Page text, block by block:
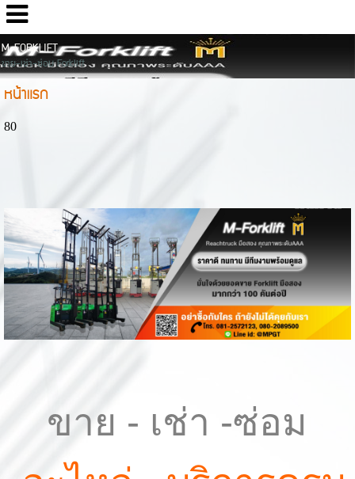
M-FORKLIFT
ขาย-เช่า-ซ่อม Forklift
หน้าแรก
80
ขาย - เช่า -ซ่อม